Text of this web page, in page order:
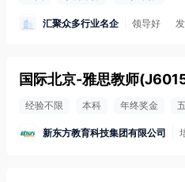
汇聚众多行业名企 领导好
国际北京-雅思教师
经验不限 本科 年终奖金
新东方教育科技集团有限公司